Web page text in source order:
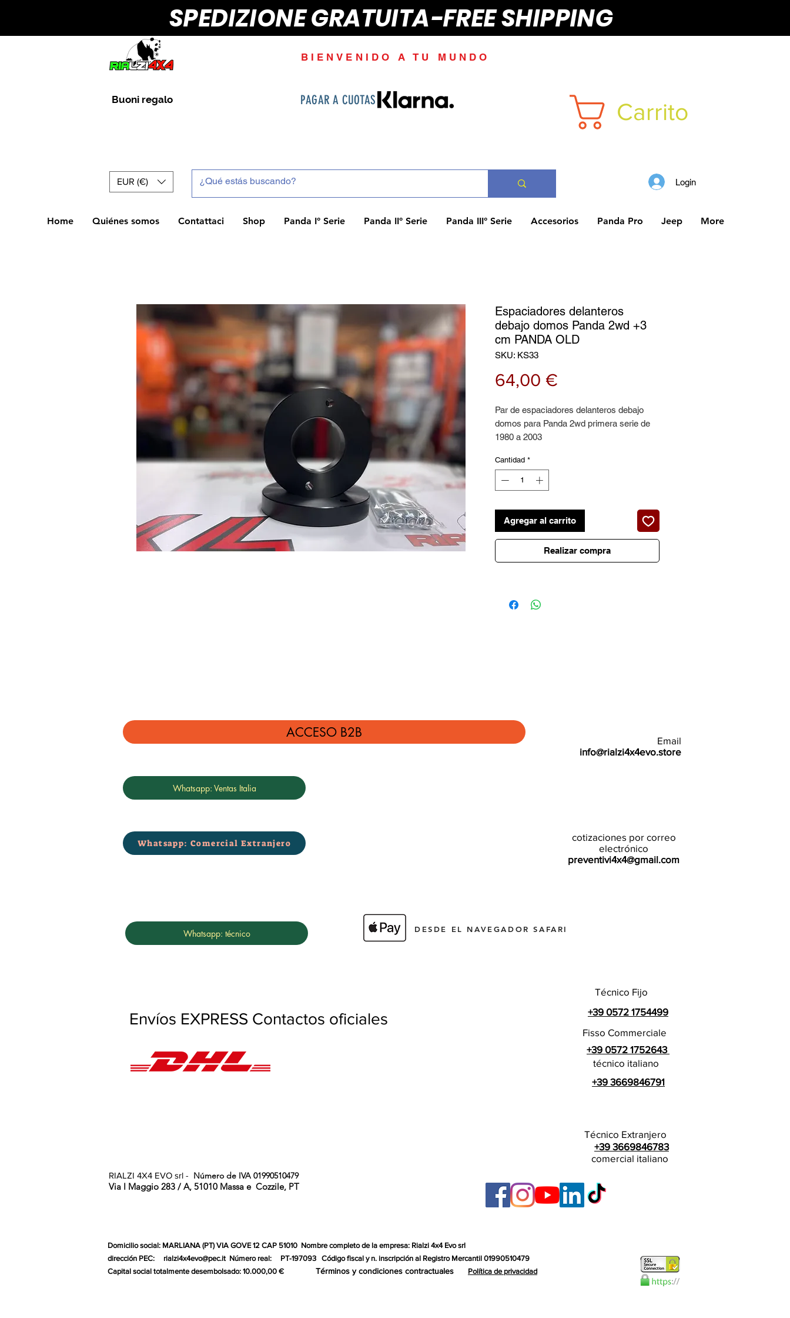
SPEDIZIONE GRATUITA-FREE SHIPPING
Buoni regalo
BIENVENIDO A TU MUNDO
PAGAR A CUOTAS Carrito
EUR (€) Login
Home Quiénes somos Contattaci Shop Panda I° Serie Panda II° Serie Panda III° Serie Accesorios Panda Pro Jeep More
Espaciadores delanteros
debajo domos Panda 2wd +3
cm PANDA OLD
SKU: KS33
64,00 €
Par de espaciadores delanteros debajo
domos para Panda 2wd primera serie de
1980 a 2003
Cantidad *
Agregar al carrito
Realizar compra
ACCESO B2B
Email
info@rialzi4x4evo.store
Whatsapp: Ventas Italia
Whatsapp: Comercial Extranjero
cotizaciones por correo
electrónico
preventivi4x4@gmail.com
Whatsapp: técnico DESDE EL NAVEGADOR SAFARI
Técnico Fijo
Envíos EXPRESS Contactos oficiales
+39 0572 1754499
Fisso Commerciale
+39 0572 1752643
técnico italiano
+39 3669846791
Técnico Extranjero
+39 3669846783
comercial italiano
RIALZI 4X4 EVO srl - Número de IVA 01990510479
Via I Maggio 283 / A, 51010 Massa e Cozzile, PT
Domicilio social: MARLIANA (PT) VIA GOVE 12 CAP 51010 Nombre completo de la empresa: Rialzi 4x4 Evo srl
dirección PEC:
rialzi4x4evo@pec.it Número real: PT-197093 Código fiscal y n. inscripción al Registro Mercantil 01990510479
Capital social totalmente desembolsado: 10.000,00 €
Términos y condiciones contractuales Política de privacidad